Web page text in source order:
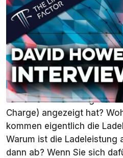
Von:Stefan
28. Mai 2024um 20:13 Uhr
Ist Ihnen das auch schon
Elektroauto von einem auf
einen deutlich niedrigeren
Charge) angezeigt hat?
kommen eigentlich die
Warum ist die Ladeleistung
dann ab? Wenn Sie sich